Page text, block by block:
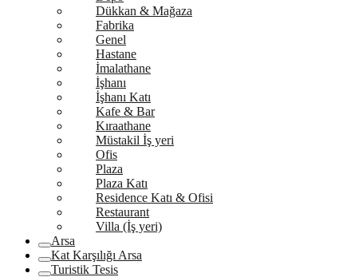
Dükkan & Mağaza
Fabrika
Genel
Hastane
İmalathane
İşhanı
İşhanı Katı
Kafe & Bar
Kıraathane
Müstakil İş yeri
Ofis
Plaza
Plaza Katı
Residence Katı & Ofisi
Restaurant
Villa (İş yeri)
Arsa
Kat Karşılığı Arsa
Turistik Tesis